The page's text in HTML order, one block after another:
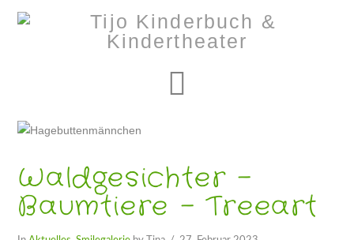
Waldgesichter –
Baumtiere – Treeart